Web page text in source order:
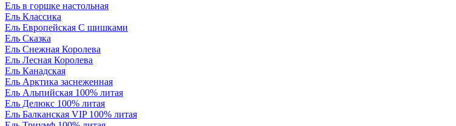
Ель в горшке настольная
Ель Классика
Ель Европейская С шишками
Ель Сказка
Ель Снежная Королева
Ель Лесная Королева
Ель Канадская
Ель Арктика заснеженная
Ель Альпийская 100% литая
Ель Делюкс 100% литая
Ель Балканская VIP 100% литая